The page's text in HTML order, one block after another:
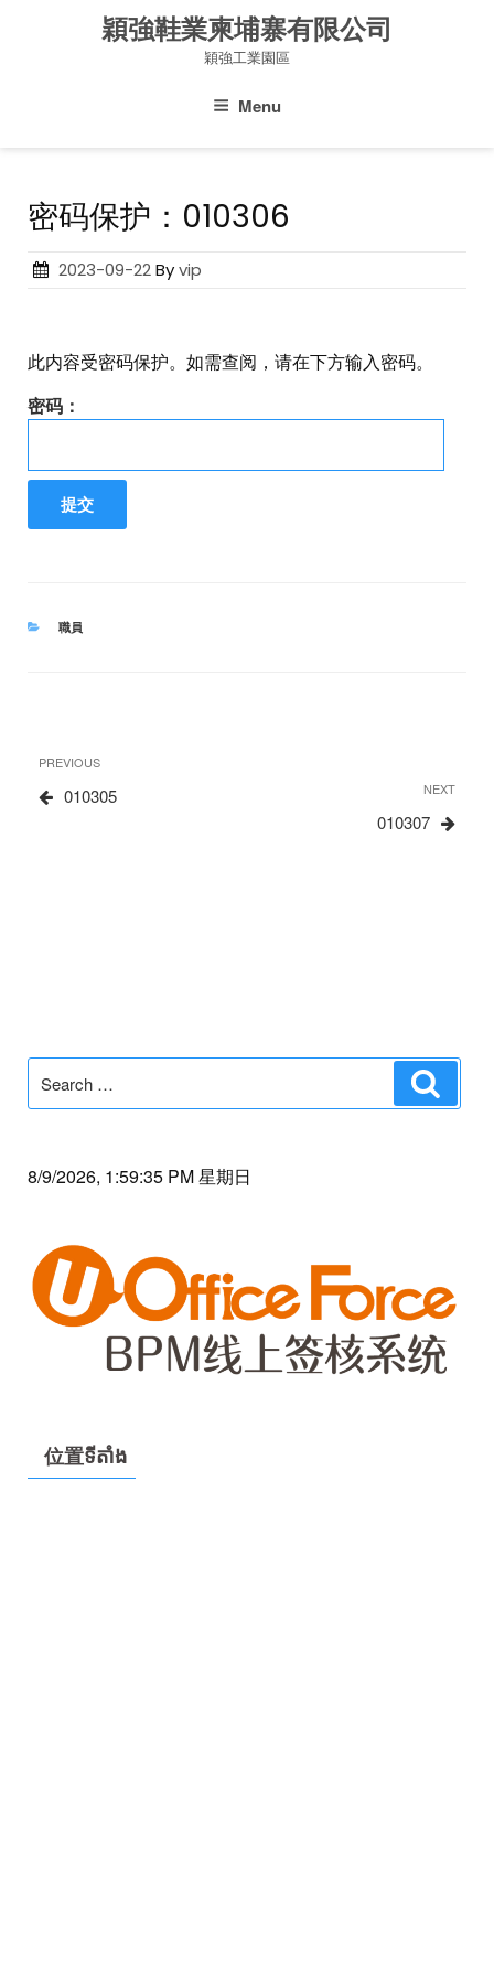
穎強鞋業柬埔寨有限公司
穎強工業園區
Menu
密码保护：010306
Posted
2023-09-22Byvip
此内容受密码保护。如需查阅，请在下方输入密码。
密码：
CATEGORIES
職員
文
章
Previous
Post
PREVIOUS
010305
Next
Post
NEXT
010307
Search
for:
8/9/2026, 1:59:35 PM 星期日
位置ទីតាំង